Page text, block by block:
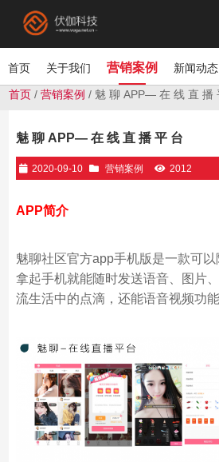
首页 关于我们 营销案例 新闻动态
首页 /营销案例 / 魅 聊 APP— 在 线 直 播
魅 聊 APP— 在 线 直 播 平 台
2020-09-10 营销案例 2012
APP简介
魅聊社区官方app手机版是一款可
拿起手机就能随时发送语音、图片
流生活中的点滴，还能语音视频功能